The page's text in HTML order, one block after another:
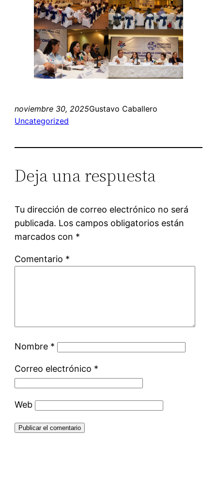
noviembre 30, 2025Gustavo Caballero
Uncategorized
Deja una respuesta
Tu dirección de correo electrónico no será
publicada. Los campos obligatorios están
marcados con *
Comentario *
Nombre *
Correo electrónico *
Web